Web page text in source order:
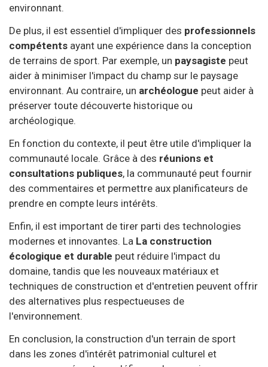
environnant.
De plus, il est essentiel d'impliquer des professionnels
compétents ayant une expérience dans la conception
de terrains de sport. Par exemple, un paysagiste peut
aider à minimiser l'impact du champ sur le paysage
environnant. Au contraire, un archéologue peut aider à
préserver toute découverte historique ou
archéologique.
En fonction du contexte, il peut être utile d'impliquer la
communauté locale. Grâce à des réunions et
consultations publiques, la communauté peut fournir
des commentaires et permettre aux planificateurs de
prendre en compte leurs intérêts.
Enfin, il est important de tirer parti des technologies
modernes et innovantes. La La construction
écologique et durable peut réduire l'impact du
domaine, tandis que les nouveaux matériaux et
techniques de construction et d'entretien peuvent offrir
des alternatives plus respectueuses de
l'environnement.
En conclusion, la construction d'un terrain de sport
dans les zones d'intérêt patrimonial culturel et